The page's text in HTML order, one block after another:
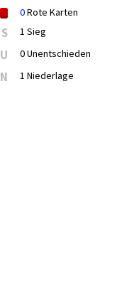
0Rote Karten
S 1 Sieg
U 0 Unentschieden
N 1 Niederlage